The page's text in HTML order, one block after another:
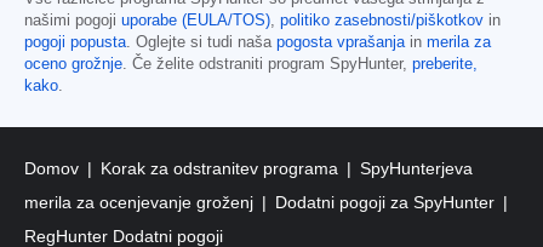
našimi pogoji uporabe (EULA/TOS), politiko zasebnosti/piškotkov in
pogoji popusta. Oglejte si tudi naša pogosta vprašanjain merila za
oceno grožnje. Če želite odstraniti program SpyHunter, preberite,
kako.
Domov Korak za odstranitev programa
SpyHunterjeva
merila za ocenjevanje groženj
Dodatni pogoji za SpyHunter
RegHunter Dodatni pogoji